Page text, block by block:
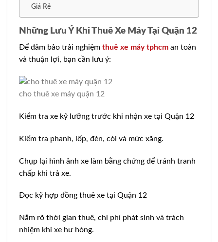
Giá Rẻ
Những Lưu Ý Khi Thuê Xe Máy Tại Quận 12
Để đảm bảo trải nghiệm thuê xe máy tphcm an toàn
và thuận lợi, bạn cần lưu ý:
cho thuê xe máy quận 12
Kiểm tra xe kỹ lưỡng trước khi nhận xe tại Quận 12
Kiểm tra phanh, lốp, đèn, còi và mức xăng.
Chụp lại hình ảnh xe làm bằng chứng để tránh tranh
chấp khi trả xe.
Đọc kỹ hợp đồng thuê xe tại Quận 12
Nắm rõ thời gian thuê, chi phí phát sinh và trách
nhiệm khi xe hư hỏng.